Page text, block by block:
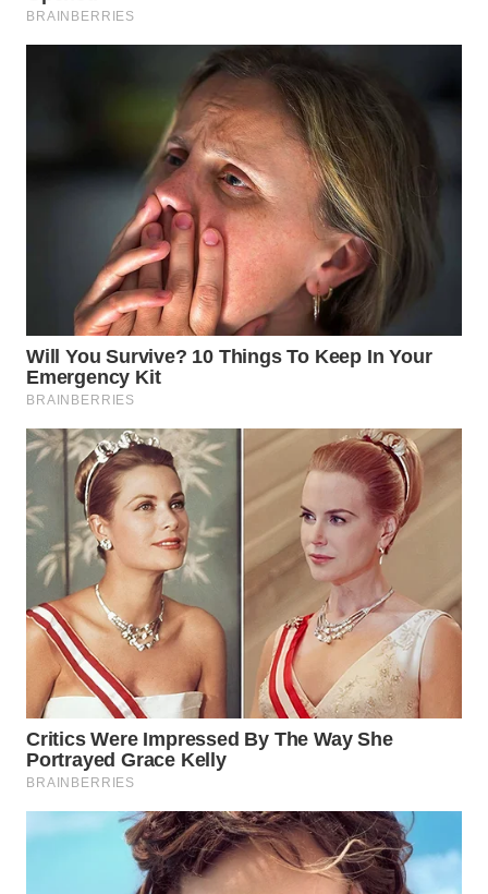
TEBING
WN
BOGOR
DEPOK
WN
TAPANULI
UTARA
WN
SAMOSIR
WN
PADANG
LAWAS
WN